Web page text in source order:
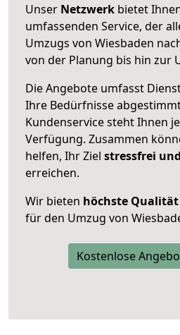
Unser Netzwerk bietet
umfassenden Service, der
Umzugs von Wiesbaden
von der Planung bis hin zur
Die Angebote umfasst
Ihre Bedürfnisse
Kundenservice steht Ihnen
Verfügung. Zusammen
helfen, Ihr Ziel stressfrei
erreichen.
Wir bieten höchste Qualität
für den Umzug von
Kostenlose